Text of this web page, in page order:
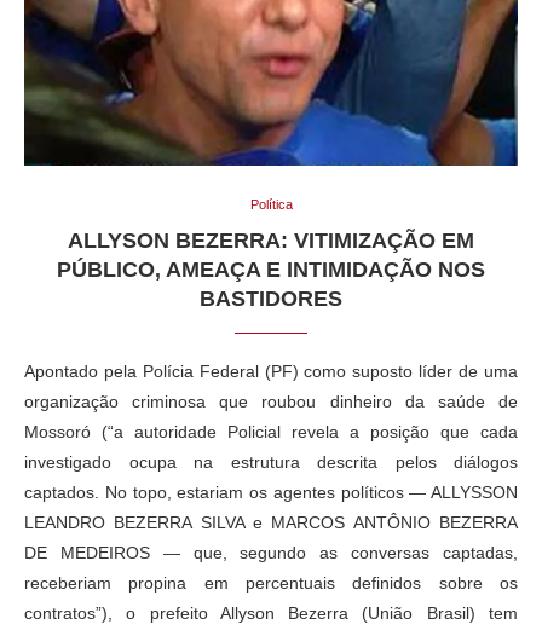
Política
ALLYSON BEZERRA: VITIMIZAÇÃO EM
PÚBLICO, AMEAÇA E INTIMIDAÇÃO NOS
BASTIDORES
Apontado pela Polícia Federal (PF) como suposto líder de uma
organização criminosa que roubou dinheiro da saúde de
Mossoró (“a autoridade Policial revela a posição que cada
investigado ocupa na estrutura descrita pelos diálogos
captados. No topo, estariam os agentes políticos — ALLYSSON
LEANDRO BEZERRA SILVA e MARCOS ANTÔNIO BEZERRA
DE MEDEIROS — que, segundo as conversas captadas,
receberiam propina em percentuais definidos sobre os
contratos”), o prefeito Allyson Bezerra (União Brasil) tem